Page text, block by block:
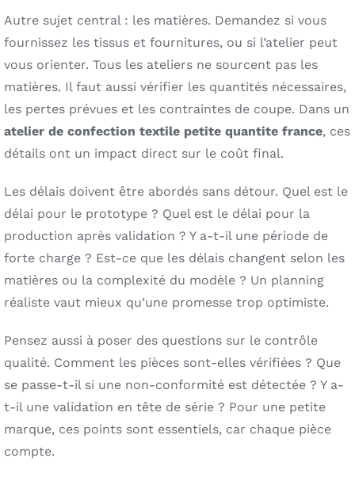
Autre sujet central : les matières. Demandez si vous
fournissez les tissus et fournitures, ou si l’atelier peut
vous orienter. Tous les ateliers ne sourcent pas les
matières. Il faut aussi vérifier les quantités nécessaires,
les pertes prévues et les contraintes de coupe. Dans un
atelier de confection textile petite quantite france, ces
détails ont un impact direct sur le coût final.
Les délais doivent être abordés sans détour. Quel est le
délai pour le prototype ? Quel est le délai pour la
production après validation ? Y a-t-il une période de
forte charge ? Est-ce que les délais changent selon les
matières ou la complexité du modèle ? Un planning
réaliste vaut mieux qu’une promesse trop optimiste.
Pensez aussi à poser des questions sur le contrôle
qualité. Comment les pièces sont-elles vérifiées ? Que
se passe-t-il si une non-conformité est détectée ? Y a-
t-il une validation en tête de série ? Pour une petite
marque, ces points sont essentiels, car chaque pièce
compte.